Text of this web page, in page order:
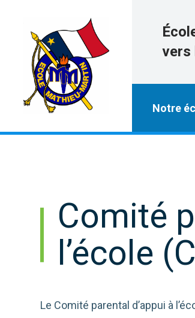
vers
Notre
Comité
l’école
Le Comité parental d’appui à